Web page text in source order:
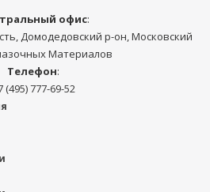
офис:
Домодедовский р-он, Московский
Материалов
Телефон:
(495) 777-69-52